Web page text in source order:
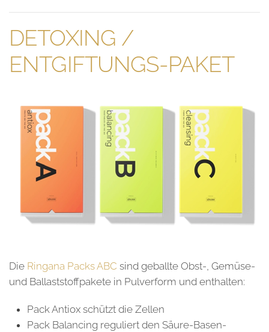
DETOXING /
ENTGIFTUNGS-PAKET
Die Ringana Packs ABC sind geballte Obst-, Gemüse-
und Ballaststoffpakete in Pulverform und enthalten:
Pack Antiox schützt die Zellen
Pack Balancing reguliert den Säure-Basen-